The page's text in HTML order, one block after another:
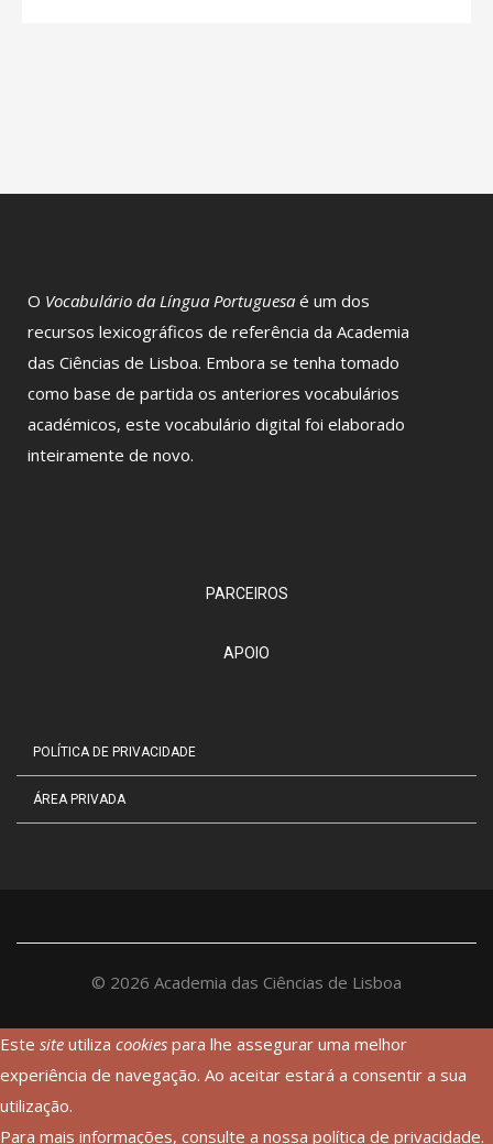
O Vocabulário da Língua Portuguesa é um dos
recursos lexicográficos de referência da Academia
das Ciências de Lisboa. Embora se tenha tomado
como base de partida os anteriores vocabulários
académicos, este vocabulário digital foi elaborado
inteiramente de novo.
PARCEIROS
APOIO
POLÍTICA DE PRIVACIDADE
ÁREA PRIVADA
© 2026 Academia das Ciências de Lisboa
Este site utiliza cookies para lhe assegurar uma melhor
experiência de navegação. Ao aceitar estará a consentir a sua
utilização.
Para mais informações, consulte a nossa política de privacidade.